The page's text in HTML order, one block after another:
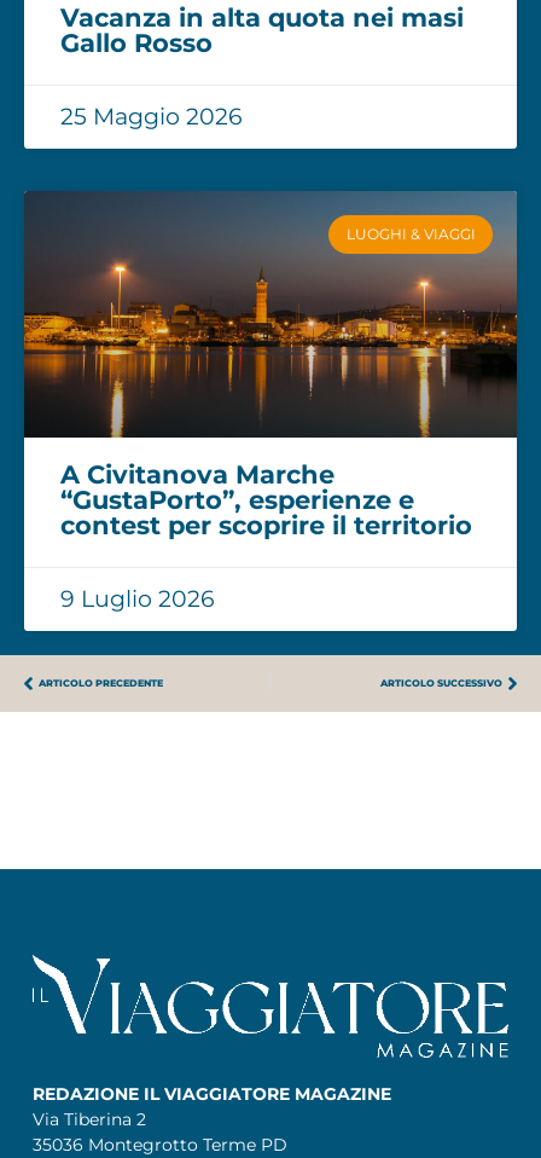
Vacanza in alta quota nei masi
Gallo Rosso
25 Maggio 2026
LUOGHI & VIAGGI
A Civitanova Marche
“GustaPorto”, esperienze e
contest per scoprire il territorio
9 Luglio 2026
ARTICOLO PRECEDENTE ARTICOLO SUCCESSIVO
REDAZIONE IL VIAGGIATORE MAGAZINE
Via Tiberina 2
35036 Montegrotto Terme PD